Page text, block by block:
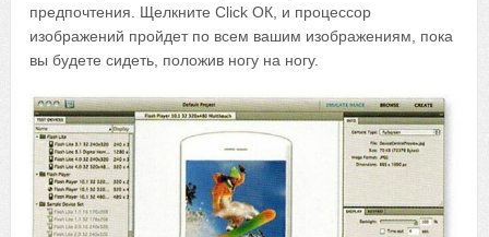
предпочтения. Щелкните Click ОК, и процессор
изображений пройдет по всем вашим изображениям, пока
вы будете сидеть, положив ногу на ногу.